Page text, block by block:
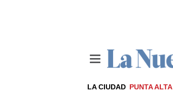
LA CIUDAD PUNTA ALTA